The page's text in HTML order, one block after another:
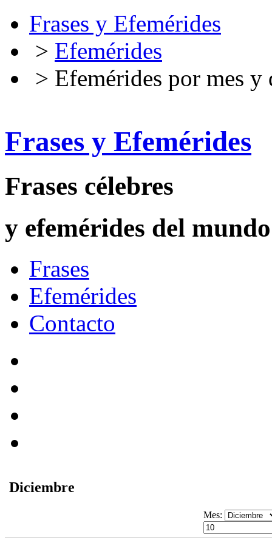
Frases y Efemérides
> Efemérides
> Efemérides por mes y
Frases y Efemérides
Frases célebres
y efemérides del mundo
Frases
Efemérides
Contacto
Diciembre
Mes: